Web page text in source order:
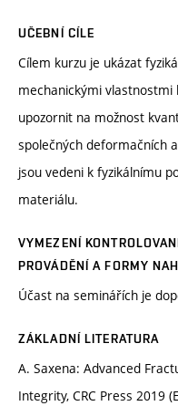
UČEBNÍ CÍLE
Cílem kurzu je ukázat
mechanickými vlastnostmi
upozornit na možnost
společných deformačních
jsou vedeni k fyzikálnímu
materiálu.
VYMEZENÍ
PROVÁDĚNÍ A FORMY
Účast na seminářích je
ZÁKLADNÍ LITERATURA
A. Saxena: Advanced
Integrity, CRC Press 2019